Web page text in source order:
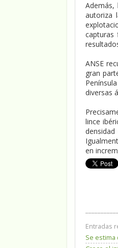
autoriza
capturas
ANSE
gran
diversas
lince
en
Entradas
Se